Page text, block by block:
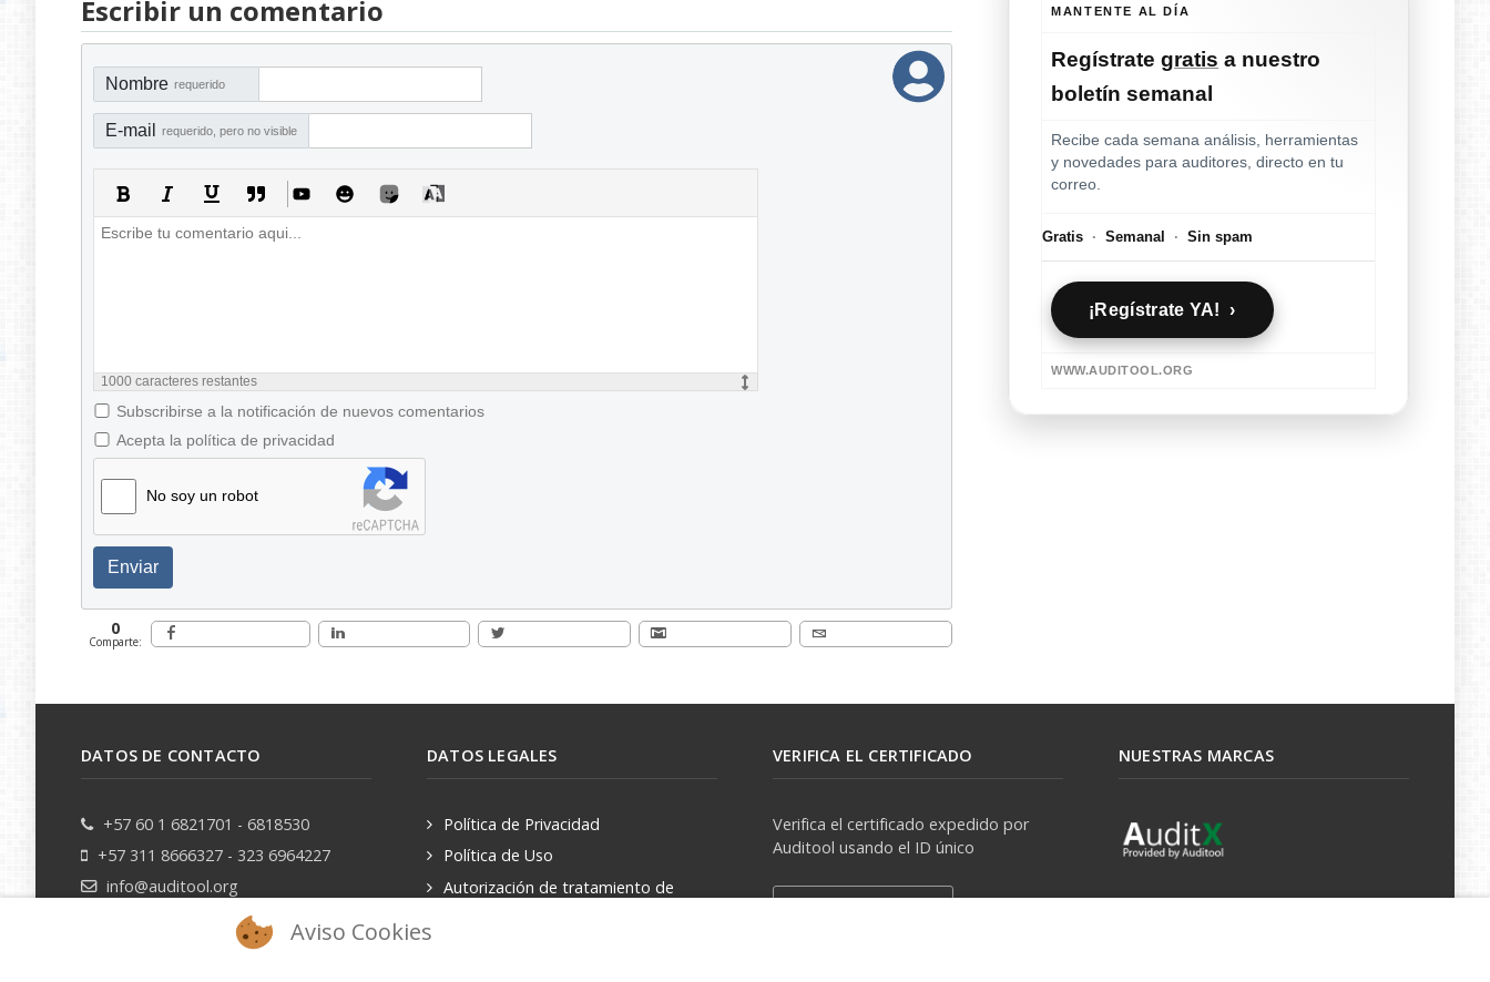
Escribir un comentario
Nombre requerido
E-mail requerido, pero no visible
1000 caracteres restantes
Subscribirse a la notificación de nuevos comentarios
Acepta la política de privacidad
No soy un robot
Enviar
0
Comparte:
MANTENTE AL DÍA
Regístrategratis a nuestro
boletín semanal
Recibe cada semana análisis, herramientas
y novedades para auditores, directo en tu
correo.
Gratis · Semanal · Sin spam
¡Regístrate YA! ›
WWW.AUDITOOL.ORG
DATOS DE CONTACTO
+57 60 1 6821701 - 6818530
+57 311 8666327 - 323 6964227
info@auditool.org
Bogotá, Colombia
DATOS LEGALES
Política de Privacidad
Política de Uso
Autorización de tratamiento de
VERIFICA EL CERTIFICADO
Verifica el certificado expedido por
Auditool usando el ID único
NUESTRAS MARCAS
Aviso Cookies